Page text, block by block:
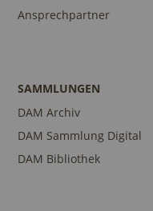
Ansprechpartner
SAMMLUNGEN
DAM Archiv
DAM Sammlung Digital
DAM Bibliothek